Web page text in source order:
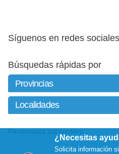
¿Necesitas
Solicita información
Síguenos en redes sociales
Búsquedas rápidas por
Personaliza tus cookies